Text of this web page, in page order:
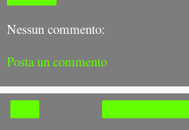
Nessun commento:
Posta un commento